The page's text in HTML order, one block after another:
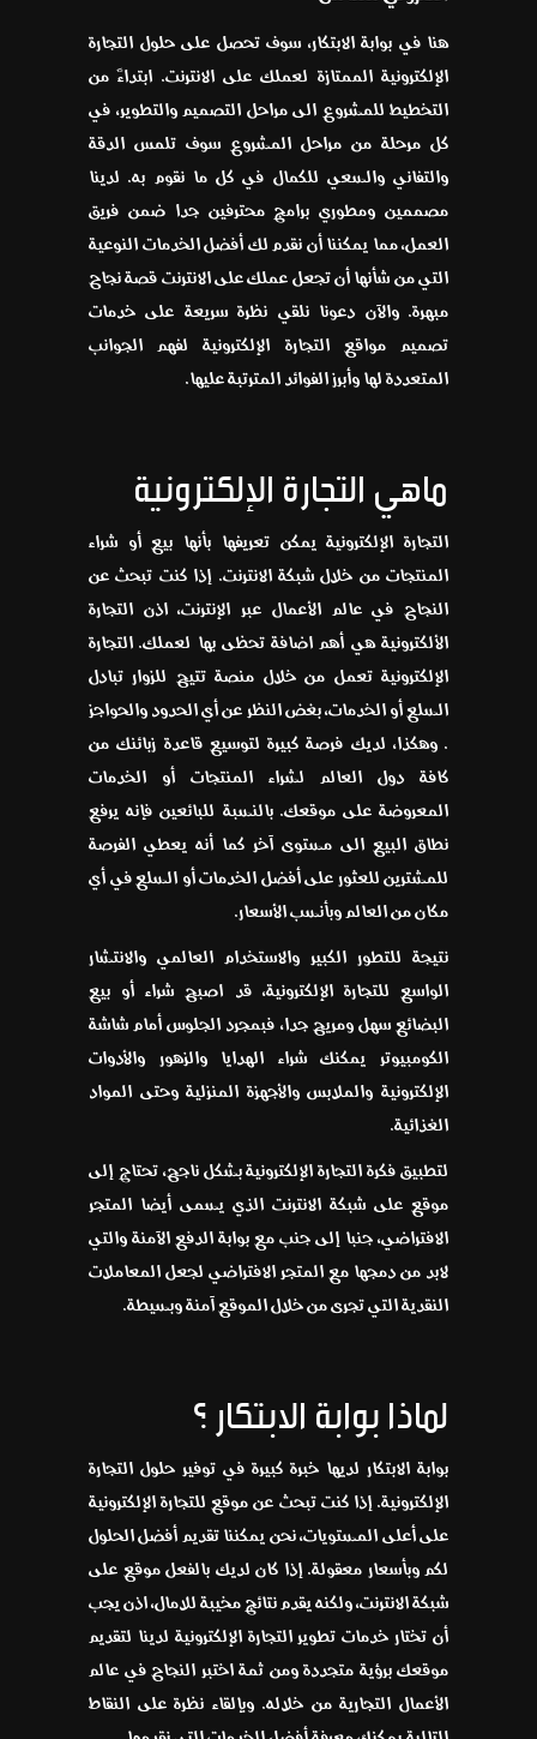
هنا في بوابة الابتكار، سوف تحصل على حلول التجارة
الإلكترونية الممتازة لعملك على الانترنت. ابتداءً من
التخطيط للمشروع الى مراحل التصميم والتطوير، في
كل مرحلة من مراحل المشروع سوف تلمس الدقة
والتفاني والسعي للكمال في كل ما نقوم به. لدينا
مصممين ومطوري برامج محترفين جدا ضمن فريق
العمل، مما يمكننا أن نقدم لك أفضل الخدمات النوعية
التي من شأنها أن تجعل عملك على الانترنت قصة نجاح
مبهرة. والآن دعونا نلقي نظرة سريعة على خدمات
تصميم مواقع التجارة الإلكترونية لفهم الجوانب
المتعددة لها وأبرز الفوائد المترتبة عليها.
ماهي التجارة الإلكترونية
التجارة الإلكترونية يمكن تعريفها بأنها بيع أو شراء
المنتجات من خلال شبكة الانترنت. إذا كنت تبحث عن
النجاح في عالم الأعمال عبر الإنترنت، اذن التجارة
الألكترونية هي أهم اضافة تحظى بها لعملك. التجارة
الإلكترونية تعمل من خلال منصة تتيح للزوار تبادل
السلع أو الخدمات، بغض النظر عن أي الحدود والحواجز
. وهكذا، لديك فرصة كبيرة لتوسيع قاعدة زبائنك من
كافة دول العالم لشراء المنتجات أو الخدمات
المعروضة على موقعك. بالنسبة للبائعين فإنه يرفع
نطاق البيع الى مستوى آخر كما أنه يعطي الفرصة
للمشترين للعثور على أفضل الخدمات أو السلع في أي
مكان من العالم وبأنسب الأسعار.
نتيجة للتطور الكبير والاستخدام العالمي والانتشار
الواسع للتجارة الإلكترونية، قد اصبح شراء أو بيع
البضائع سهل ومريح جدا، فبمجرد الجلوس أمام شاشة
الكومبيوتر يمكنك شراء الهدايا والزهور والأدوات
الإلكترونية والملابس والأجهزة المنزلية وحتى المواد
الغذائية.
لتطبيق فكرة التجارة الإلكترونية بشكل ناجح، تحتاج إلى
موقع على شبكة الانترنت الذي يسمى أيضا المتجر
الافتراضي، جنبا إلى جنب مع بوابة الدفع الآمنة والتي
لابد من دمجها مع المتجر الافتراضي لجعل المعاملات
النقدية التي تجرى من خلال الموقع آمنة وبسيطة.
لماذا بوابة الابتكار ؟
بوابة الابتكار لديها خبرة كبيرة في توفير حلول التجارة
الإلكترونية. إذا كنت تبحث عن موقع للتجارة الإلكترونية
على أعلى المستويات، نحن يمكننا تقديم أفضل الحلول
لكم وبأسعار معقولة. إذا كان لديك بالفعل موقع على
شبكة الانترنت، ولكنه يقدم نتائج مخيبة للآمال، اذن يجب
أن تختار خدمات تطوير التجارة الإلكترونية لدينا لتقديم
موقعك برؤية متجددة ومن ثمة اختبر النجاح في عالم
الأعمال التجارية من خلاله. وبإلقاء نظرة على النقاط